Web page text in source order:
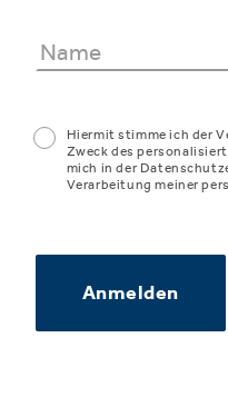
Hiermit stimme ich der
Zweck des
mich in der
Verarbeitung meiner
Anmelden